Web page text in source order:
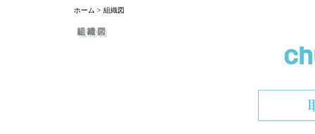
ホーム > 組織図